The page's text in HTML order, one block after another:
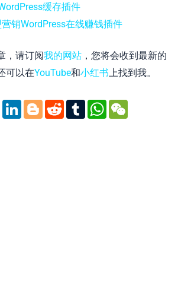
缓存插件
销WordPress在线赚钱插件
，请订阅我的网站 ，您将会收到最新的
可以在YouTube和小红书上找到我。
X LinkedIn
Blogger
Reddit
Tumblr